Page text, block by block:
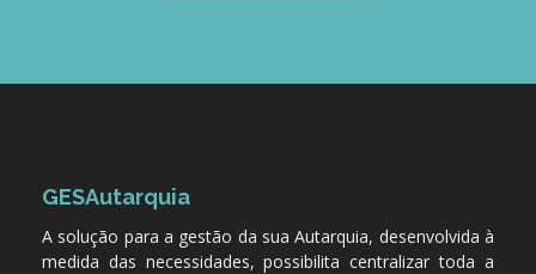
GESAutarquia
A solução para a gestão da sua Autarquia, desenvolvida à
medida das necessidades, possibilita centralizar toda a